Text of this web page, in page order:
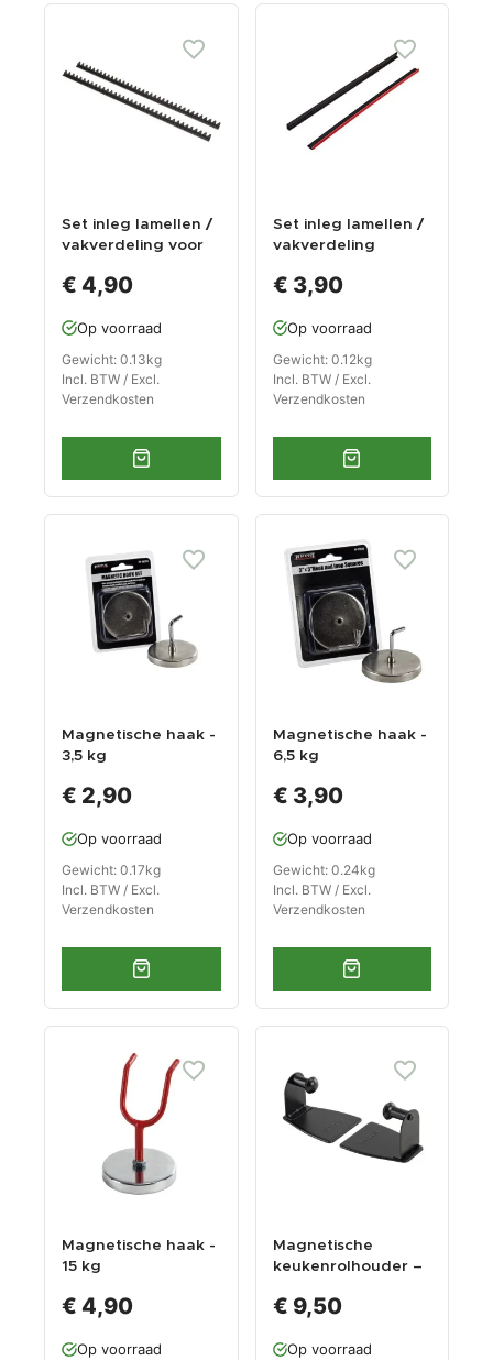
Set inleg lamellen /
vakverdeling voor
€ 4,90
Op voorraad
Gewicht: 0.13kg
Incl. BTW / Excl.
Verzendkosten
Set inleg lamellen /
vakverdeling
€ 3,90
Op voorraad
Gewicht: 0.12kg
Incl. BTW / Excl.
Verzendkosten
Magnetische haak -
3,5 kg
€ 2,90
Op voorraad
Gewicht: 0.17kg
Incl. BTW / Excl.
Verzendkosten
Magnetische haak -
6,5 kg
€ 3,90
Op voorraad
Gewicht: 0.24kg
Incl. BTW / Excl.
Verzendkosten
Magnetische haak -
15 kg
€ 4,90
Op voorraad
Magnetische
keukenrolhouder –
€ 9,50
Op voorraad